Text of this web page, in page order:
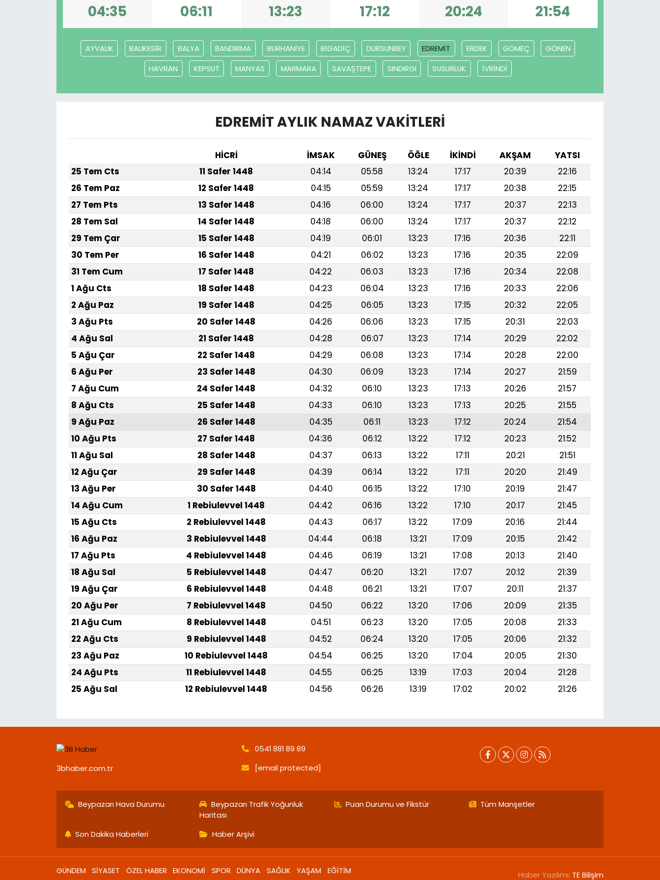
04:35 06:11 13:23 17:12 20:24 21:54
AYVALIK BALIKESİR BALYA BANDIRMA BURHANİYE BİGADİÇ DURSUNBEY EDREMİT ERDEK GÖMEÇ
GÖNEN
HAVRAN
KEPSUT MANYAS MARMARA SAVAŞTEPE SINDIRGI SUSURLUK İVRİNDİ
EDREMİT AYLIK NAMAZ VAKITLERI
HİCRİ İMSAK GÜNEŞ ÖĞLE İKINDI AKŞAM
YATSI
25 Tem Cts
11 Safer 1448 04:14 05:58 13:24 17:17 20:39
22:16
26 Tem Paz
12 Safer 1448 04:15 05:59 13:24 17:17 20:38
22:15
27 Tem Pts
13 Safer 1448 04:16 06:00 13:24 17:17 20:37
22:13
28 Tem Sal
14 Safer 1448 04:18 06:00 13:24 17:17 20:37
22:12
29 Tem Çar
15 Safer 1448 04:19 06:01 13:23 17:16 20:36
22:11
30 Tem Per
16 Safer 1448 04:21 06:02 13:23 17:16 20:35
22:09
31 Tem Cum
17 Safer 1448 04:22 06:03 13:23 17:16 20:34
22:08
1 Ağu Cts
18 Safer 1448 04:23 06:04 13:23 17:16 20:33
22:06
2 Ağu Paz
19 Safer 1448 04:25 06:05 13:23 17:15 20:32
22:05
3 Ağu Pts
20 Safer 1448 04:26 06:06 13:23 17:15 20:31
22:03
4 Ağu Sal
21 Safer 1448 04:28 06:07 13:23 17:14 20:29
22:02
5 Ağu Çar
22 Safer 1448 04:29 06:08 13:23 17:14 20:28
22:00
6 Ağu Per
23 Safer 1448 04:30 06:09 13:23 17:14 20:27
21:59
7 Ağu Cum
24 Safer 1448 04:32 06:10 13:23 17:13 20:26
21:57
8 Ağu Cts
25 Safer 1448 04:33 06:10 13:23 17:13 20:25
21:55
9 Ağu Paz
26 Safer 1448 04:35 06:11 13:23 17:12 20:24
21:54
10 Ağu Pts
27 Safer 1448 04:36 06:12 13:22 17:12 20:23
21:52
11 Ağu Sal
28 Safer 1448 04:37 06:13 13:22 17:11 20:21
21:51
12 Ağu Çar
29 Safer 1448 04:39 06:14 13:22 17:11 20:20
21:49
13 Ağu Per
30 Safer 1448 04:40 06:15 13:22 17:10 20:19
21:47
14 Ağu Cum
1 Rebiulevvel 1448 04:42 06:16 13:22 17:10 20:17
21:45
15 Ağu Cts
2 Rebiulevvel 1448 04:43 06:17 13:22 17:09 20:16
21:44
16 Ağu Paz
3 Rebiulevvel 1448 04:44 06:18 13:21 17:09 20:15
21:42
17 Ağu Pts
4 Rebiulevvel 1448 04:46 06:19 13:21 17:08 20:13
21:40
18 Ağu Sal
5 Rebiulevvel 1448 04:47 06:20 13:21 17:07 20:12
21:39
19 Ağu Çar
6 Rebiulevvel 1448 04:48 06:21 13:21 17:07 20:11
21:37
20 Ağu Per
7 Rebiulevvel 1448 04:50 06:22 13:20 17:06 20:09
21:35
21 Ağu Cum
8 Rebiulevvel 1448 04:51 06:23 13:20 17:05 20:08
21:33
22 Ağu Cts
9 Rebiulevvel 1448 04:52 06:24 13:20 17:05 20:06
21:32
23 Ağu Paz
10 Rebiulevvel 1448 04:54 06:25 13:20 17:04 20:05
21:30
24 Ağu Pts
11 Rebiulevvel 1448 04:55 06:25 13:19 17:03 20:04
21:28
25 Ağu Sal
12 Rebiulevvel 1448 04:56 06:26 13:19 17:02 20:02 21:26
3bhaber.com.tr
0541 881 89 89
[email protected]
Beypazarı Hava Durumu
Beypazarı Trafik Yoğunluk
Haritası
Puan Durumu ve Fikstür Tüm Manşetler
Son Dakika Haberleri Haber Arşivi
GÜNDEM SİYASET ÖZEL HABER EKONOMİ SPOR DÜNYA SAĞLIK YAŞAM EĞİTİM Haber Yazılımı: TE Bilişim